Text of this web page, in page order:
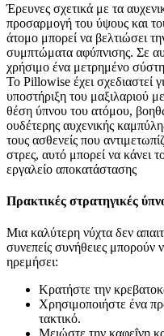
Έρευνες σχετικά με τα
προσαρμογή του ύψους και
άτομο μπορεί να βελτιώσει
συμπτώματα αφύπνισης. Σε
χρήσιμο ένα μετρημένο
Το Pillowise έχει σχεδιαστεί
υποστήριξη του μαξιλαριού
θέση ύπνου του ατόμου,
ουδέτερης αυχενικής
τους ασθενείς που
στρες, αυτό μπορεί να κάνει
εργαλείο αποκατάστασης
Πρακτικές στρατηγικές
Μια καλύτερη νύχτα δεν
συνεπείς συνήθειες
ηρεμήσει:
Κρατήστε την
Χρησιμοποιήστε ένα
τακτικό.